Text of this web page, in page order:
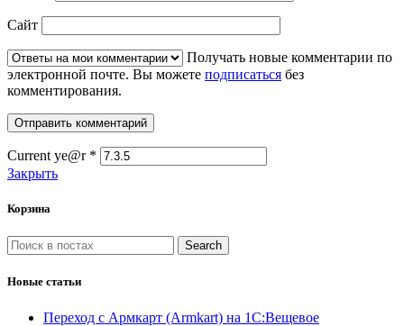
Сайт
Получать новые комментарии по
электронной почте. Вы можете подписаться без
комментирования.
Current ye@r *
Закрыть
Корзина
Search
Новые статьи
Переход с Армкарт (Armkart) на 1С:Вещевое